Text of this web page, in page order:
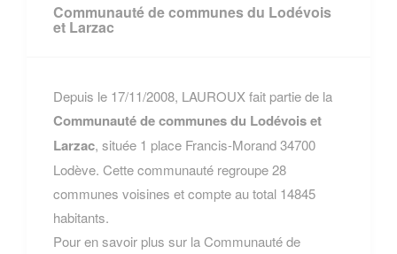
Communauté de communes du Lodévois
et Larzac
Depuis le 17/11/2008, LAUROUX fait partie de la
Communauté de communes du Lodévois et
Larzac, située 1 place Francis-Morand 34700
Lodève. Cette communauté regroupe 28
communes voisines et compte au total 14845
habitants.
Pour en savoir plus sur la Communauté de